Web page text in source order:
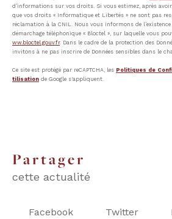
d’informations sur vos droits. Si vous estimez, après avoir
que vos droits « Informatique et Libertés » ne sont pas
réclamation à la CNIL. Nous vous informons de
démarchage téléphonique « Bloctel », sur laquelle vous
ww.bloctel.gouv.fr. Dans le cadre de la protection des
invitons à ne pas inscrire de Données sensibles dans le
Ce site est protégé par reCAPTCHA, les Politiques de
tilisation de Google s'appliquent.
partager
cette actualité
Facebook Twitter